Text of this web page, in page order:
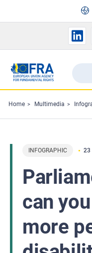
the
Hae
Home Multimedia
INFOGRAPHIC 23
can
more